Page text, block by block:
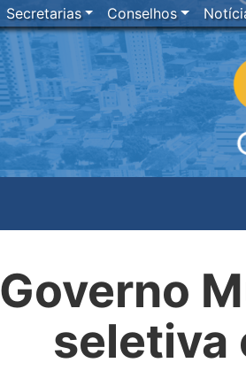
Secretarias Conselhos
Governo
seletiva